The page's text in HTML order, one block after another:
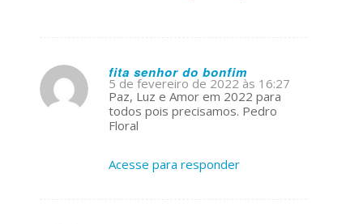
fita senhor do bonfim
s
ays:
5 de fevereiro de 2022 às 16:27
Paz, Luz e Amor em 2022 para
todos pois precisamos. Pedro
Floral
Acesse para responder